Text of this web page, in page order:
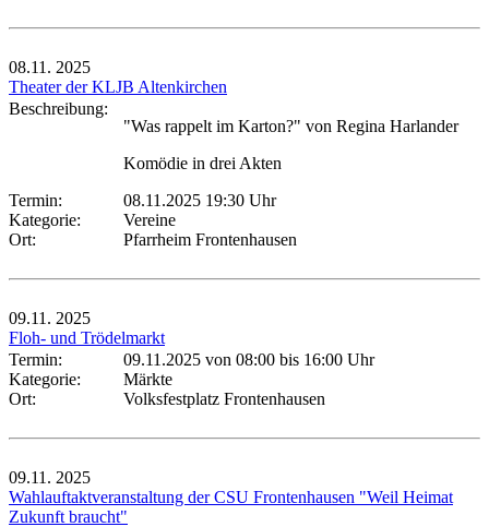
08.11. 2025
Theater der KLJB Altenkirchen
Beschreibung:
"Was rappelt im Karton?" von Regina Harlander
Komödie in drei Akten
Termin:
08.11.2025 19:30 Uhr
Kategorie:
Vereine
Ort:
Pfarrheim Frontenhausen
09.11. 2025
Floh- und Trödelmarkt
Termin:
09.11.2025 von 08:00 bis 16:00 Uhr
Kategorie:
Märkte
Ort:
Volksfestplatz Frontenhausen
09.11. 2025
Wahlauftaktveranstaltung der CSU Frontenhausen "Weil Heimat
Zukunft braucht"